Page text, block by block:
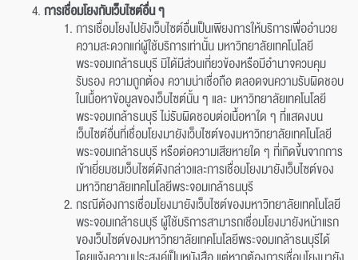
การเชื่อมโยงกับเว็บไซต์อื่น ๆ
การเชื่อมโยงไปยังเว็บไซต์อื่นเป็นเพียงการให้บริการเพื่ออำนวย
ความสะดวกแก่ผู้ใช้บริการเท่านั้น มหาวิทยาลัยเทคโนโลยี
พระจอมเกล้าธนบุรี มิได้มีส่วนเกี่ยวข้องหรือมีอำนาจควบคุม
รับรอง ความถูกต้อง ความน่าเชื่อถือ ตลอดจนความรับผิดชอบ
ในเนื้อหาข้อมูลของเว็บไซต์นั้น ๆ และ มหาวิทยาลัยเทคโนโลยี
พระจอมเกล้าธนบุรี ไม่รับผิดชอบต่อเนื้อหาใด ๆ ที่แสดงบน
เว็บไซต์อื่นที่เชื่อมโยงมายังเว็บไซต์ของมหาวิทยาลัยเทคโนโลยี
พระจอมเกล้าธนบุรี หรือต่อความเสียหายใด ๆ ที่เกิดขึ้นจากการ
เข้าเยี่ยมชมเว็บไซต์ดังกล่าวและการเชื่อมโยงมายังเว็บไซต์ของ
มหาวิทยาลัยเทคโนโลยีพระจอมเกล้าธนบุรี
กรณีต้องการเชื่อมโยงมายังเว็บไซต์ของมหาวิทยาลัยเทคโนโลยี
พระจอมเกล้าธนบุรี ผู้ใช้บริการสามารถเชื่อมโยงมายังหน้าแรก
ของเว็บไซต์ของมหาวิทยาลัยเทคโนโลยีพระจอมเกล้าธนบุรีได้